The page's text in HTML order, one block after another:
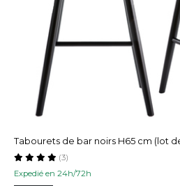
Tabourets de bar noirs H65 cm (lot
Expedié en 24h/72h
(3)